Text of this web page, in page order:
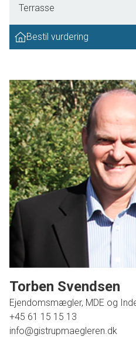
lange sommeraftener med
slappe af efter en travl dag.
grillmiddage under åben
Beliggenheden kunne
Aalborg Universitet gør
studerende eller ansatte ved
det nye supersygehus inden
dagligvareindkøb kan klares
butikken. Der er gode
og der er tilknyttet 1
for gæsteparkering og
Denne andelsbolig
der ønsker at bo centralt
hyggeligt boligområde.
Ring for fremvisning på tlf.
Terrasse
Bestil vurdering
Torben Svendsen
Ejendomsmægler, MDE og
+45 61 15 15 13
info@gistrupmaegleren.dk